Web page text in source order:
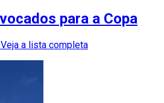
para a Copa
a lista completa